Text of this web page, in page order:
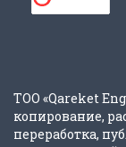
ТОО «Qareket
копирование,
переработка,